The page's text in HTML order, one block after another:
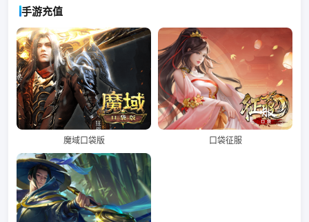
手游充值
魔域口袋版 口袋征服